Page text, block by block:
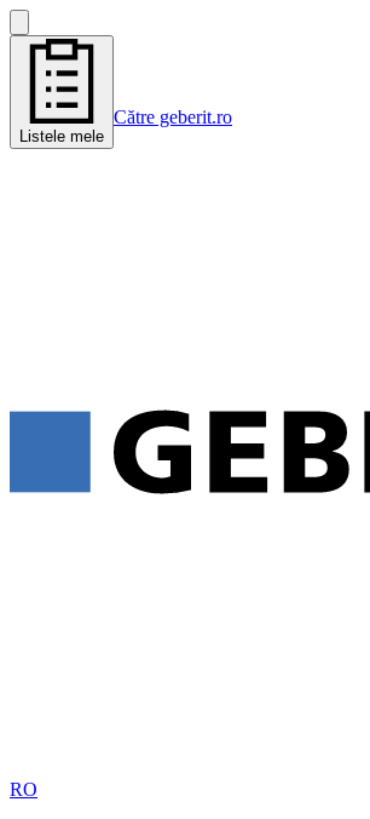
Listele mele
Către geberit.ro
RO